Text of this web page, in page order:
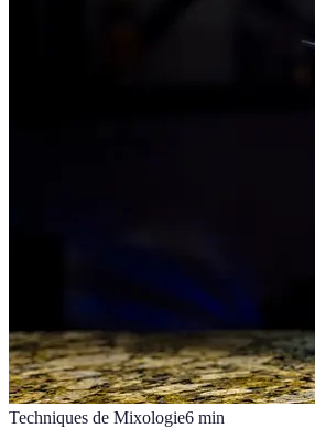
Techniques de Mixologie6 min